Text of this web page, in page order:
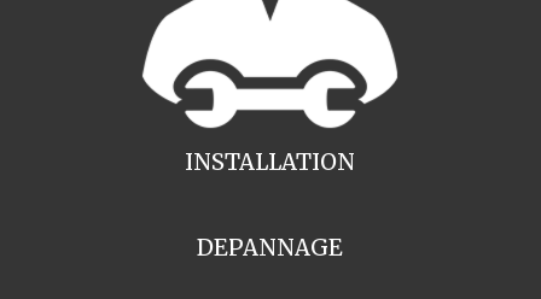
INSTALLATION
DEPANNAGE